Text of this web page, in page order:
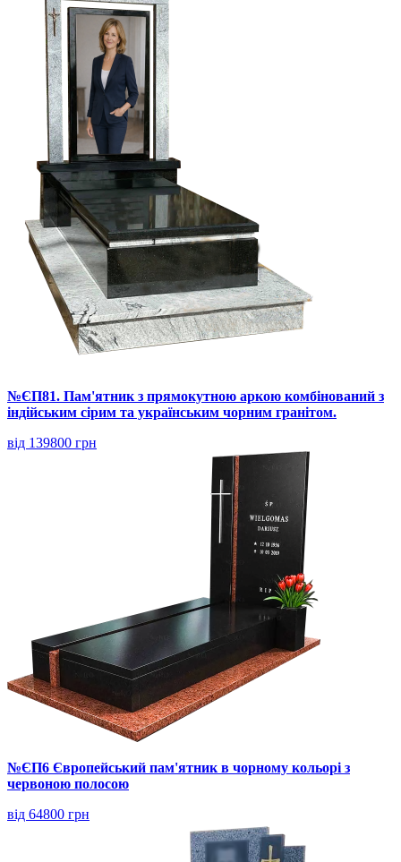
№ЄП81. Пам'ятник з прямокутною аркою комбінований з
індійським сірим та українським чорним гранітом.
від 139800 грн
№ЄП6 Європейський пам'ятник в чорному кольорі з
червоною полосою
від 64800 грн